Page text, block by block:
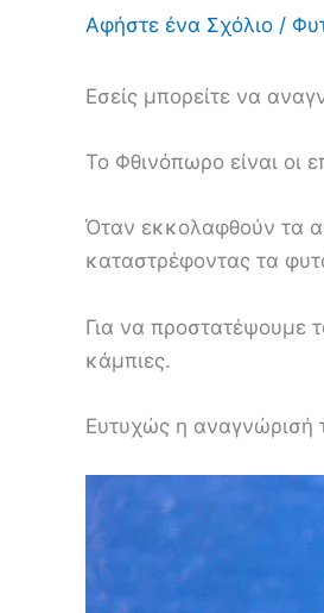
Αφήστε ένα Σχόλιο /
Εσείς μπορείτε να
Το Φθινόπωρο είναι
Όταν εκκολαφθούν τα
καταστρέφοντας τα
Για να προστατέψουμε
κάμπιες.
Ευτυχώς η αναγνώρισή